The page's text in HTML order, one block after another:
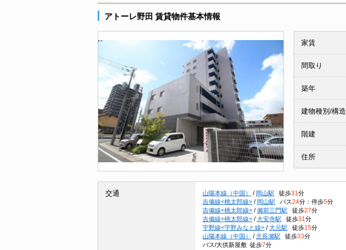
アトーレ野田 賃貸物件基本情報
家賃
間取り
築年
建物種別/構造
階建
住所
交通 山陽本線（中国） / 岡山駅 徒歩31 分
吉備線<桃太郎線> / 岡山駅 バス24分：停歩5分
吉備線<桃太郎線> / 備前三門駅 徒歩27分
吉備線<桃太郎線> / 大安寺駅 徒歩31 分
宇野線<宇野みなと線> / 大元駅 徒歩15分
山陽本線（中国）
/ 北長瀬駅 徒歩33分
バス/大供新屋敷 徒歩7分